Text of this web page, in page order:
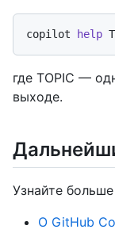
copilot help
где TOPIC —
выходе.
Узнайте
О GitHub